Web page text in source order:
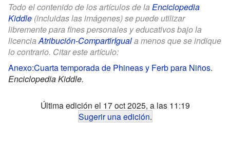
Todo el contenido de los artículos de la Enciclopedia
Kiddle (incluidas las imágenes) se puede utilizar
libremente para fines personales y educativos bajo la
licenciaAtribución-CompartirIguala menos que se indique
lo contrario. Citar este artículo:
Anexo:Cuarta temporada de Phineas y Ferb para Niños.
Enciclopedia Kiddle.
Última edición el 17 oct 2025, a las 11:19
Sugerir una edición.